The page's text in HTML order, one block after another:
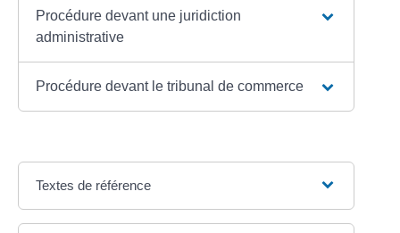
Procédure devant une juridiction
administrative
Procédure devant le tribunal de commerce
Textes de référence